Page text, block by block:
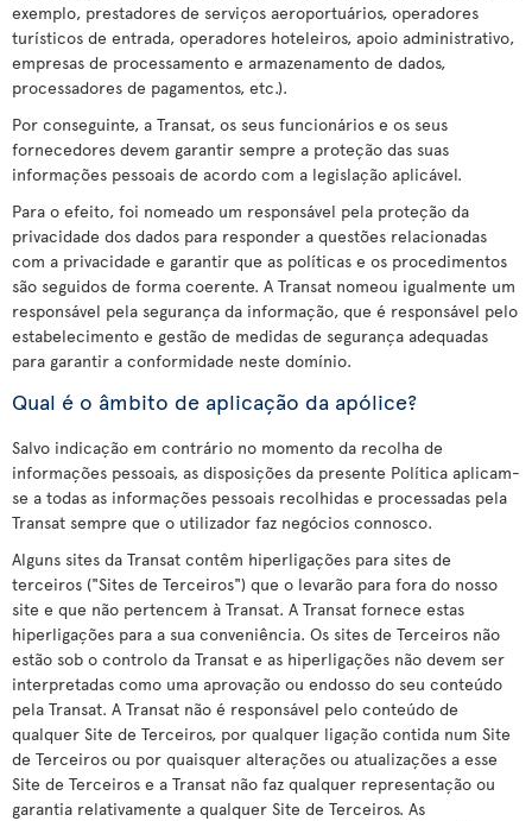
exemplo, prestadores de serviços aeroportuários, operadores
turísticos de entrada, operadores hoteleiros, apoio administrativo,
empresas de processamento e armazenamento de dados,
processadores de pagamentos, etc.).
Por conseguinte, a Transat, os seus funcionários e os seus
fornecedores devem garantir sempre a proteção das suas
informações pessoais de acordo com a legislação aplicável.
Para o efeito, foi nomeado um responsável pela proteção da
privacidade dos dados para responder a questões relacionadas
com a privacidade e garantir que as políticas e os procedimentos
são seguidos de forma coerente. A Transat nomeou igualmente um
responsável pela segurança da informação, que é responsável pelo
estabelecimento e gestão de medidas de segurança adequadas
para garantir a conformidade neste domínio.
Qual é o âmbito de aplicação da apólice?
Salvo indicação em contrário no momento da recolha de
informações pessoais, as disposições da presente Política aplicam-
se a todas as informações pessoais recolhidas e processadas pela
Transat sempre que o utilizador faz negócios connosco.
Alguns sites da Transat contêm hiperligações para sites de
terceiros ("Sites de Terceiros") que o levarão para fora do nosso
site e que não pertencem à Transat. A Transat fornece estas
hiperligações para a sua conveniência. Os sites de Terceiros não
estão sob o controlo da Transat e as hiperligações não devem ser
interpretadas como uma aprovação ou endosso do seu conteúdo
pela Transat. A Transat não é responsável pelo conteúdo de
qualquer Site de Terceiros, por qualquer ligação contida num Site
de Terceiros ou por quaisquer alterações ou atualizações a esse
Site de Terceiros e a Transat não faz qualquer representação ou
garantia relativamente a qualquer Site de Terceiros. As